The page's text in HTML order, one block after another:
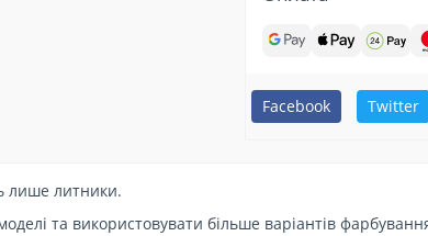
Facebook Twitter
лише литники.
та використовувати більше варіантів